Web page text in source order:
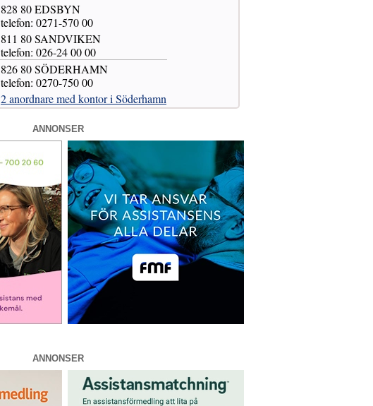
828 80 EDSBYN
telefon: 0271-570 00
811 80 SANDVIKEN
telefon: 026-24 00 00
826 80 SÖDERHAMN
telefon: 0270-750 00
2 anordnare med kontor i Söderhamn
ANNONSER
ANNONSER